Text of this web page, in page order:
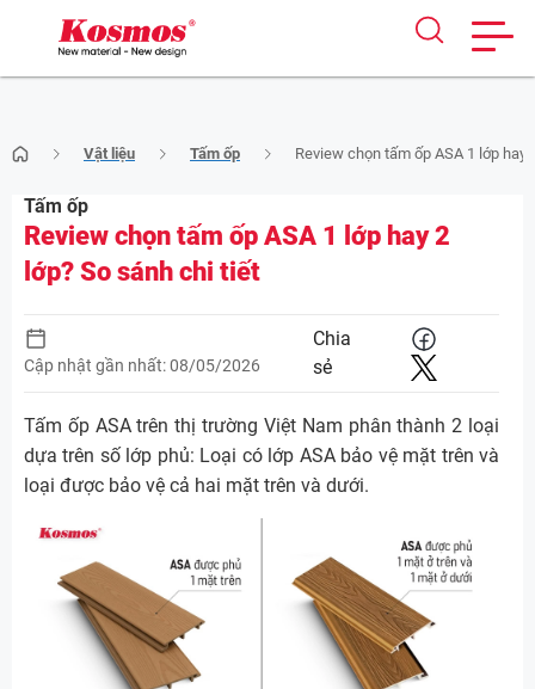
to
content
Vật liệu Tấm ốp Review chọn tấm ốp ASA 1 lớp hay
Tấm ốp
Review chọn tấm ốp ASA 1 lớp hay 2
lớp? So sánh chi tiết
Cập nhật gần nhất: 08/05/2026
Chia
sẻ
Tấm ốp ASA trên thị trường Việt Nam phân thành 2 loại
dựa trên số lớp phủ: Loại có lớp ASA bảo vệ mặt trên và
loại được bảo vệ cả hai mặt trên và dưới.